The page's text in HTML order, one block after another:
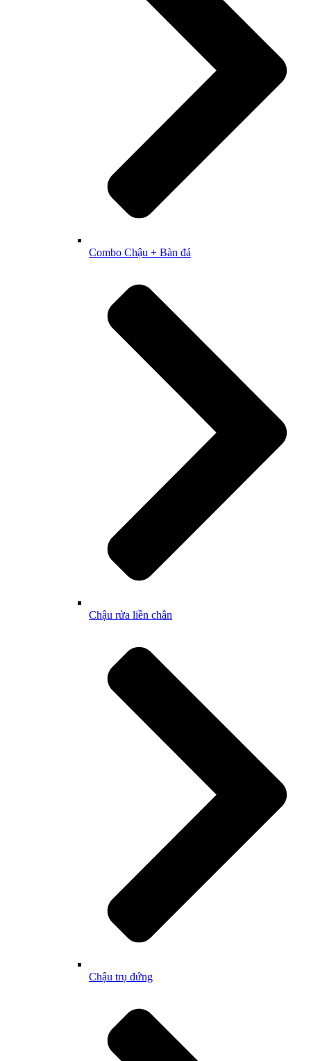
Combo Chậu + Bàn đá
Chậu rửa liền chân
Chậu trụ đứng